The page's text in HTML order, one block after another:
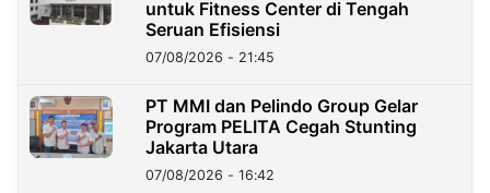
untuk Fitness Center di Tengah
Seruan Efisiensi
07/08/2026 - 21:45
PT MMI dan Pelindo Group Gelar
Program PELITA Cegah Stunting
Jakarta Utara
07/08/2026 - 16:42